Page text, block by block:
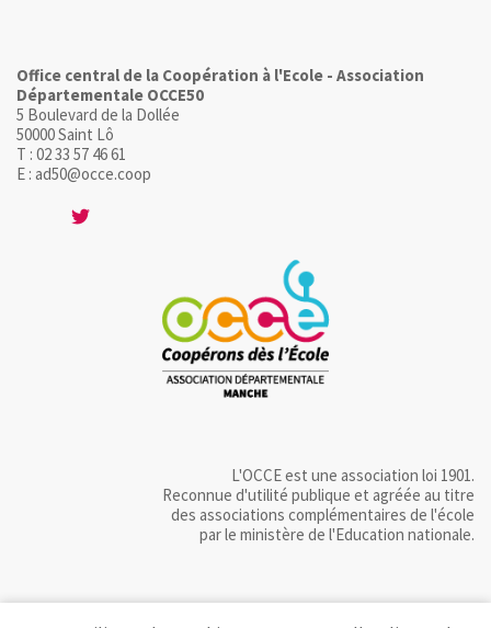
Office central de la Coopération à l'Ecole - Association
Départementale OCCE50
5 Boulevard de la Dollée
50000 Saint Lô
T : 02 33 57 46 61
E : ad50@occe.coop
L'OCCE est une association loi 1901.
Reconnue d'utilité publique et agréée au titre
des associations complémentaires de l'école
par le ministère de l'Education nationale.